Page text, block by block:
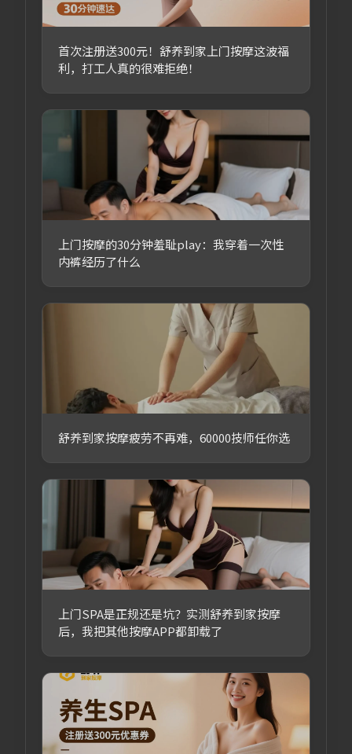
首次注册送300元！舒养到家上门按摩这波福
利，打工人真的很难拒绝！
上门按摩的30分钟羞耻play：我穿着一次性
内裤经历了什么
舒养到家按摩疲劳不再难，60000技师任你选
上门SPA是正规还是坑？实测舒养到家按摩
后，我把其他按摩APP都卸载了